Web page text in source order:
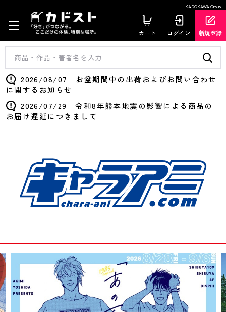
KADOKAWA Group
カート ログイン 新規登録
2026/08/07 お盆期間中の出荷およびお問い合わせ
に関するお知らせ
2026/07/29 令和8年熊本地震の影響による商品の
お届け遅延につきまして